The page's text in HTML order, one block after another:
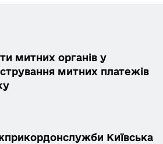
митних органів у
митних платежів
Київська